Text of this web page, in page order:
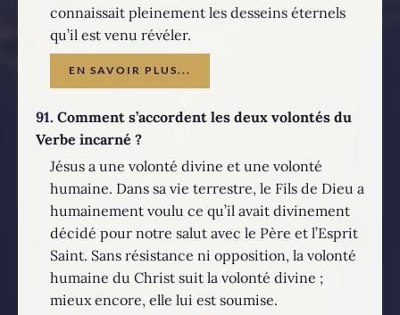
connaissait pleinement les desseins éternels
qu’il est venu révéler.
EN SAVOIR PLUS...
91. Comment s’accordent les deux volontés du
Verbe incarné ?
Jésus a une volonté divine et une volonté
humaine. Dans sa vie terrestre, le Fils de Dieu a
humainement voulu ce qu’il avait divinement
décidé pour notre salut avec le Père et l’Esprit
Saint. Sans résistance ni opposition, la volonté
humaine du Christ suit la volonté divine ;
mieux encore, elle lui est soumise.